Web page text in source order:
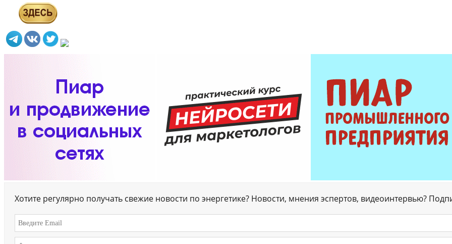
Хотите регулярно получать свежие новости по энергетике? Новости, мнения эспертов, видеоинтервью?